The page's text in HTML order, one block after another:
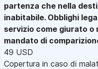
partenza che nella
inabitabile. Obblighi
servizio come giurato
mandato di
49 USD
Copertura in caso di